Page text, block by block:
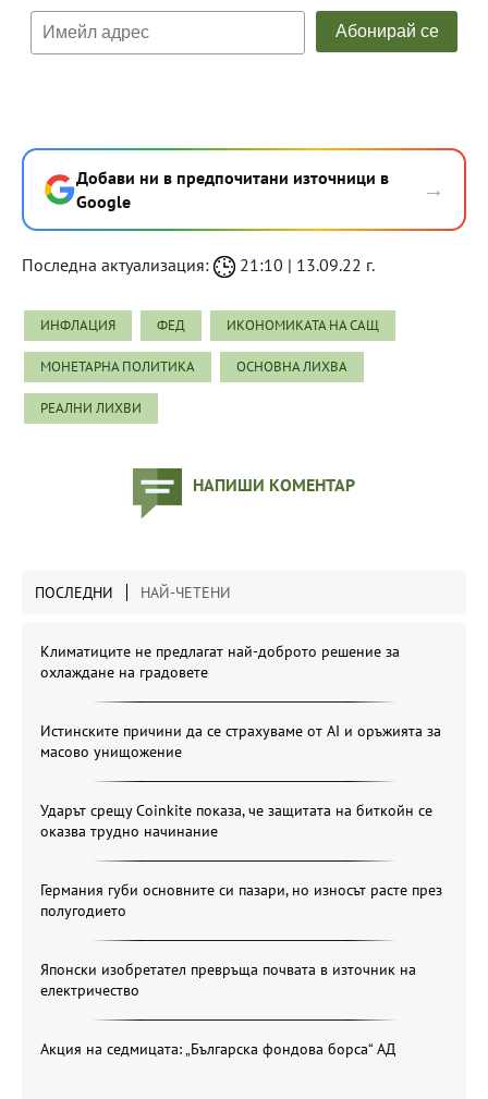
Добави ни в предпочитани източници в
Google
→
Последна актуализация: 21:10 | 13.09.22 г.
ИНФЛАЦИЯ ФЕД ИКОНОМИКАТА НА САЩ
МОНЕТАРНА ПОЛИТИКА ОСНОВНА ЛИХВА
РЕАЛНИ ЛИХВИ
НАПИШИ КОМЕНТАР
ПОСЛЕДНИ НАЙ-ЧЕТЕНИ
Климатиците не предлагат най-доброто решение за
охлаждане на градовете
Истинските причини да се страхуваме от AI и оръжията за
масово унищожение
Ударът срещу Coinkite показа, че защитата на биткойн се
оказва трудно начинание
Германия губи основните си пазари, но износът расте през
полугодието
Японски изобретател превръща почвата в източник на
електричество
Акция на седмицата: „Българска фондова борса“ АД